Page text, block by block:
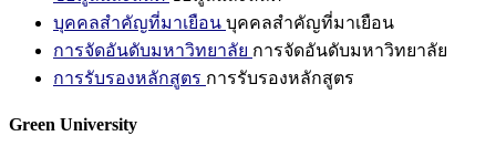
บุคคลสำคัญที่มาเยือน บุคคลสำคัญที่มาเยือน
การจัดอันดับมหาวิทยาลัย การจัดอันดับมหาวิทยาลัย
การรับรองหลักสูตร การรับรองหลักสูตร
Green University